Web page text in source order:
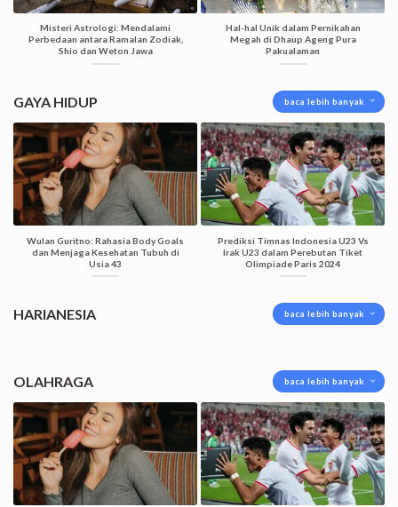
Misteri Astrologi: Mendalami
Perbedaan antara Ramalan Zodiak,
Shio dan Weton Jawa
Hal-hal Unik dalam Pernikahan
Megah di Dhaup Ageng Pura
Pakualaman
GAYA HIDUP baca lebih banyak
Wulan Guritno: Rahasia Body Goals
dan Menjaga Kesehatan Tubuh di
Usia 43
Prediksi Timnas Indonesia U23 Vs
Irak U23 dalam Perebutan Tiket
Olimpiade Paris 2024
HARIANESIA baca lebih banyak
OLAHRAGA baca lebih banyak